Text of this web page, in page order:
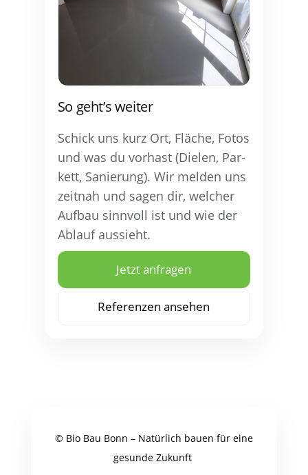
So geht’s weiter
Schick uns kurz Ort, Flä­che, Fotos
und was du vor­hast (Die­len, Par­
kett, Sanie­rung). Wir mel­den uns
zeit­nah und sagen dir, wel­cher
Auf­bau sinn­voll ist und wie der
Ablauf aussieht.
Jetzt anfra­gen
Refe­ren­zen ansehen
© Bio Bau Bonn – Natür­lich bau­en für eine
gesun­de Zukunft